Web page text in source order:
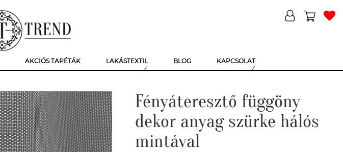
AKCIÓS TAPÉTÁK LAKÁSTEXTIL BLOG KAPCSOLAT
Fényáteresztő függöny
dekor anyag szürke hálós
mintával